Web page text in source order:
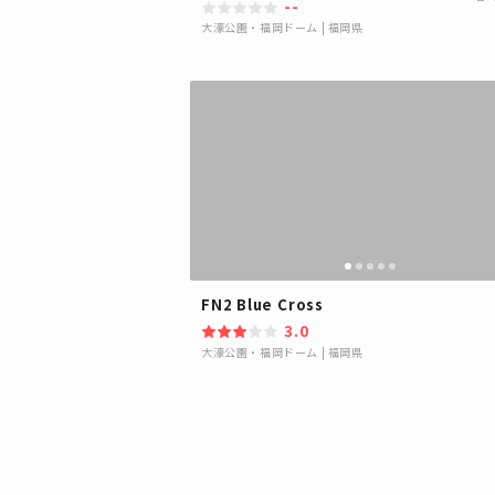
--
大濠公園・福岡ドーム | 福岡県
FN2 Blue Cross
3.0
大濠公園・福岡ドーム | 福岡県